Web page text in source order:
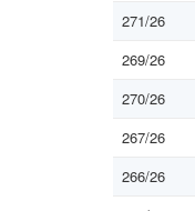
271/26
269/26
270/26
267/26
266/26